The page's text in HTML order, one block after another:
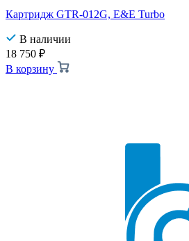
Картридж GTR-012G, E&E Turbo
В наличии
18 750 ₽
В корзину